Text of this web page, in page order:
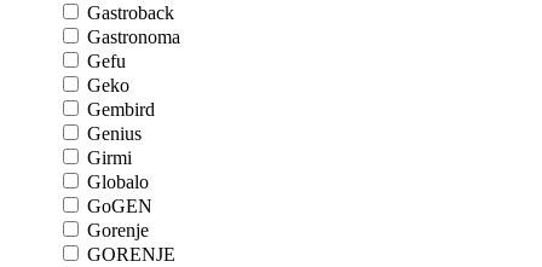
Gastroback
Gastronoma
Gefu
Geko
Gembird
Genius
Girmi
Globalo
GoGEN
Gorenje
GORENJE